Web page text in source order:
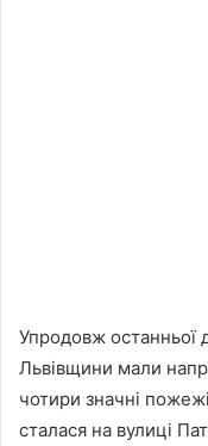
Упродовж останньої
Львівщини мали
чотири значні
сталася на вулиці